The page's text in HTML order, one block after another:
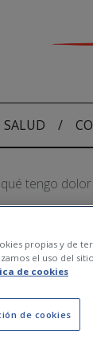
SALUD /
tengo
propias y de
el uso del
de cookies
de cookies